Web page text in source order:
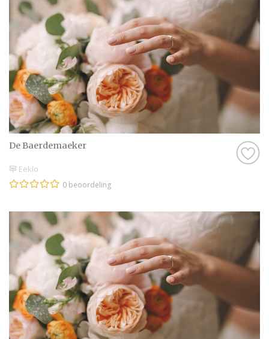
De Baerdemaeker
Eeklo
0 beoordeling